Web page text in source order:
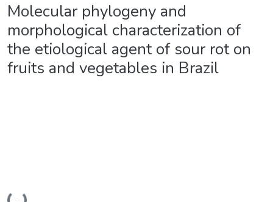
Molecular phylogeny and
morphological characterization of
the etiological agent of sour rot on
fruits and vegetables in Brazil